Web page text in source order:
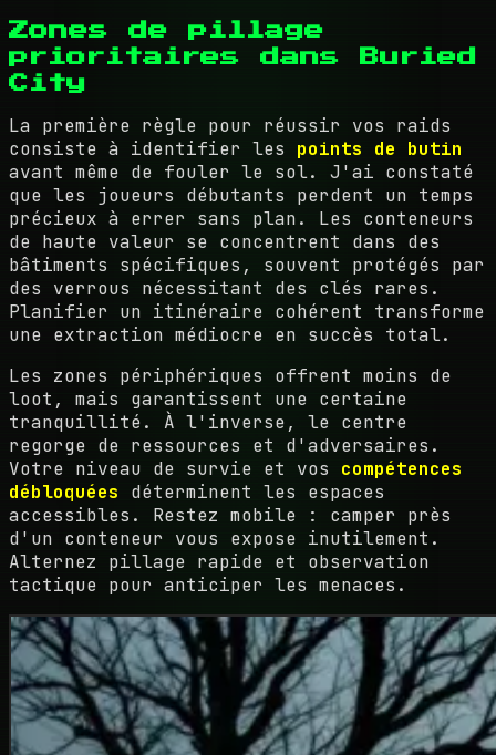
Zones de pillage
prioritaires dans Buried
City
La première règle pour réussir vos raids
consiste à identifier les points de butin
avant même de fouler le sol. J'ai constaté
que les joueurs débutants perdent un temps
précieux à errer sans plan. Les conteneurs
de haute valeur se concentrent dans des
bâtiments spécifiques, souvent protégés par
des verrous nécessitant des clés rares.
Planifier un itinéraire cohérent transforme
une extraction médiocre en succès total.
Les zones périphériques offrent moins de
loot, mais garantissent une certaine
tranquillité. À l'inverse, le centre
regorge de ressources et d'adversaires.
Votre niveau de survie et vos compétences
débloquées déterminent les espaces
accessibles. Restez mobile : camper près
d'un conteneur vous expose inutilement.
Alternez pillage rapide et observation
tactique pour anticiper les menaces.